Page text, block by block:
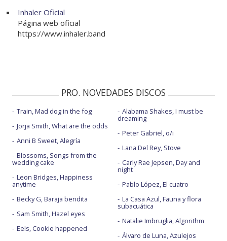
Inhaler Oficial
Página web oficial
https://www.inhaler.band
PRO. NOVEDADES DISCOS
Train, Mad dog in the fog
Jorja Smith, What are the odds
Anni B Sweet, Alegría
Blossoms, Songs from the
wedding cake
Leon Bridges, Happiness
anytime
Becky G, Baraja bendita
Sam Smith, Hazel eyes
Eels, Cookie happened
Alabama Shakes, I must be
dreaming
Peter Gabriel, o/i
Lana Del Rey, Stove
Carly Rae Jepsen, Day and
night
Pablo López, El cuatro
La Casa Azul, Fauna y flora
subacuática
Natalie Imbruglia, Algorithm
Álvaro de Luna, Azulejos